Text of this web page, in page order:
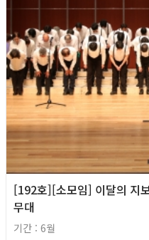
[192호][소모임] 이달의 지
무대
기간 : 6월